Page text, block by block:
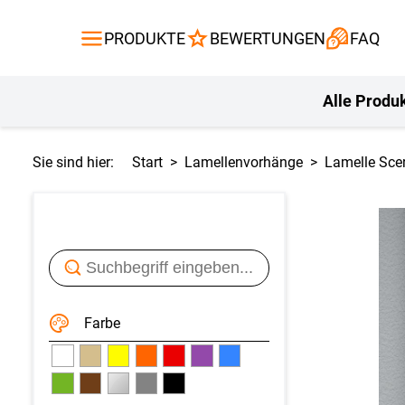
PRODUKTE BEWERTUNGEN FAQ
Alle
Gardinen
Sie sind hier: Start Lamellenvorhänge Lamelle
Farbe